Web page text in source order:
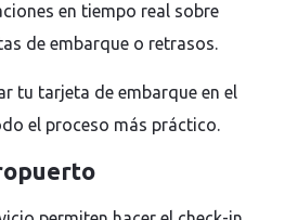
en tiempo real sobre
de embarque o retrasos.
tu tarjeta de embarque en el
el proceso más práctico.